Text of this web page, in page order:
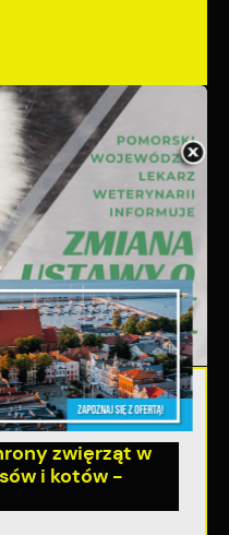
zwięrząt w
i kotów -